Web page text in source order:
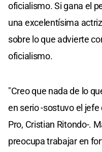
oficialismo. Si gana el
una excelentísima
sobre lo que advierte
oficialismo.
"Creo que nada de lo
en serio -sostuvo el
Pro, Cristian Ritondo-.
preocupa trabajar en